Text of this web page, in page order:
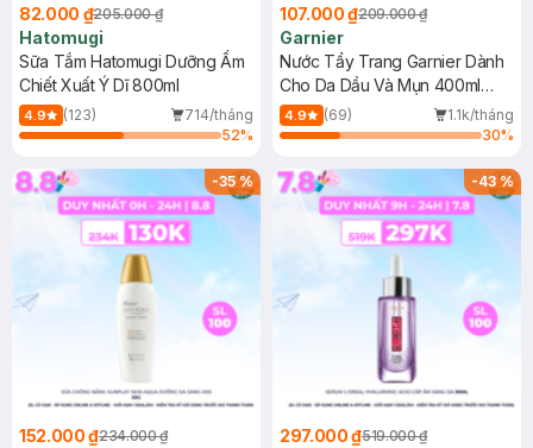
82.000 ₫205.000 ₫
Hatomugi
Sữa Tắm Hatomugi Dưỡng Ẩm
Chiết Xuất Ý Dĩ 800ml
4.9 (123)
714/tháng
52%
107.000 ₫209.000 ₫
Garnier
Nước Tẩy Trang Garnier Dành
Cho Da Dầu Và Mụn 400ml
(Mới)
4.9 (69)
1.1k/tháng
30%
-35%
152.000 ₫234.000 ₫
-43%
297.000 ₫519.000 ₫